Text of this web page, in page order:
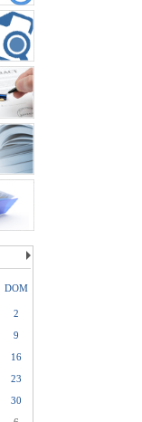
DOM
2
9
16
23
30